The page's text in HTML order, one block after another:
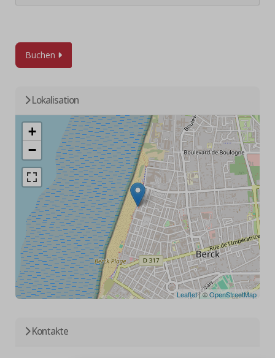
Buchen
Lokalisation
+
−
Leaflet| ©OpenStreetMap
Kontakte